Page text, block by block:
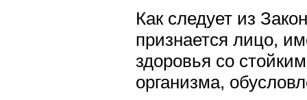
Как следует из
признается лицо,
здоровья со
организма,